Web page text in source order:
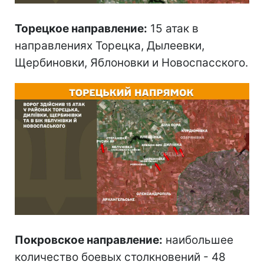
Торецкое направление: 15 атак в
направлениях Торецка, Дылеевки,
Щербиновки, Яблоновки и Новоспасского.
Покровское направление: наибольшее
количество боевых столкновений - 48